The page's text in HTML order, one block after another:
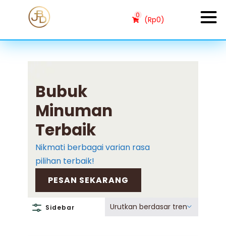
0 (Rp0)
Bubuk
Minuman
Terbaik
Nikmati berbagai varian rasa
pilihan terbaik!
PESAN SEKARANG
Sidebar Urutkan berdasar tren